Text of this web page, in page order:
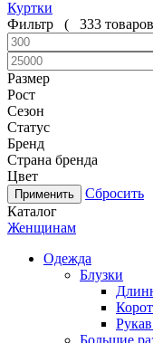
Куртки
Фильтр
( 333 товаров
Размер
Рост
Сезон
Статус
Бренд
Страна бренда
Цвет
Сбросить
Каталог
Женщинам
Одежда
Блузки
Большие